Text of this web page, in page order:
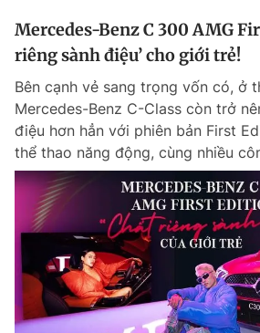
Mercedes-Benz C 300 AMG
riêng sành điệu’ cho giới trẻ!
Bên cạnh vẻ sang trọng vốn có, ở
Mercedes-Benz C-Class còn trở
điệu hơn hẳn với phiên bản First
thể thao năng động, cùng nhiều